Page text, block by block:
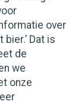
over
Dat is
de
we
onze